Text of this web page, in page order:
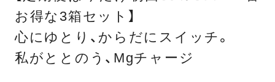
お得な3箱セット】
心にゆとり、からだにスイッチ。
私がととのう、Mgチャージ